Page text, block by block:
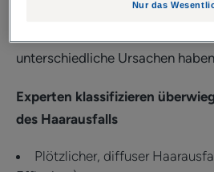
zugrunde liegenden Form der
unterschiedliche Ursachen
Experten klassifizieren
des Haarausfalls
Plötzlicher, diffuser
Nur das